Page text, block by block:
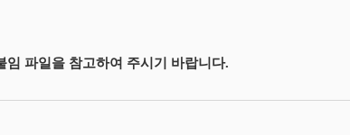
임 파일을 참고하여 주시기 바랍니다.